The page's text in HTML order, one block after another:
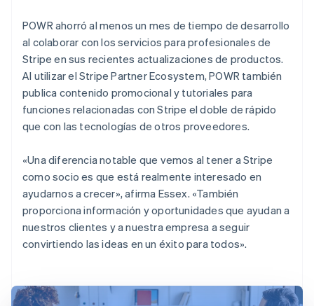
POWR ahorró al menos un mes de tiempo de desarrollo
al colaborar con los servicios para profesionales de
Stripe en sus recientes actualizaciones de productos.
Al utilizar el Stripe Partner Ecosystem, POWR también
publica contenido promocional y tutoriales para
funciones relacionadas con Stripe el doble de rápido
que con las tecnologías de otros proveedores.
«Una diferencia notable que vemos al tener a Stripe
como socio es que está realmente interesado en
ayudarnos a crecer», afirma Essex. «También
proporciona información y oportunidades que ayudan a
nuestros clientes y a nuestra empresa a seguir
convirtiendo las ideas en un éxito para todos».